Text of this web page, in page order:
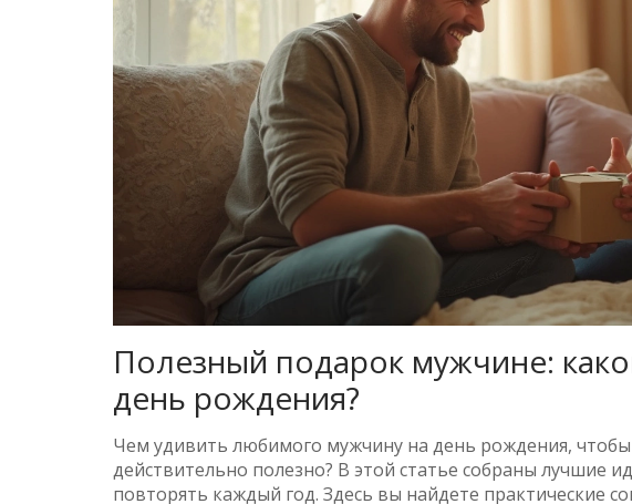
Полезный подарок мужчине:
день рождения?
Чем удивить любимого мужчину на день рождения,
действительно полезно? В этой статье собраны лучшие
повторять каждый год. Здесь вы найдете практические